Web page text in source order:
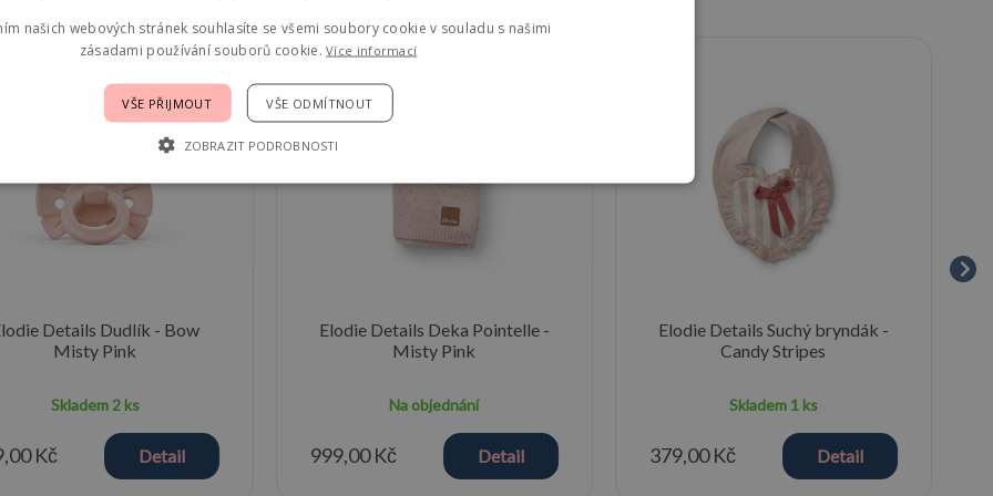
Details Dudlík - Bow
Misty Pink
Skladem 2 ks
Kč Detail
Elodie Details Deka Pointelle -
Misty Pink
Na objednání
999,00 Kč Detail
Elodie Details Suchý bryndák -
Candy Stripes
Skladem 1 ks
379,00 Kč Detail
našich webových stránek souhlasíte se všemi soubory cookie v souladu s našimi
zásadami používání souborů cookie.Více informací
VŠE PŘIJMOUT VŠE ODMÍTNOUT
ZOBRAZIT PODROBNOSTI